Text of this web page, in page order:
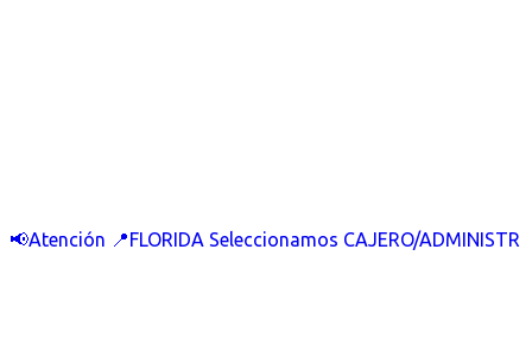
📢Atención 📍FLORIDA Seleccionamos CAJERO/ADMINISTR